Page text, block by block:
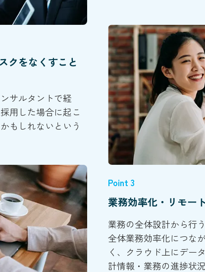
クをなくすこと
サルタントで経
用した場合に起こ
もしれないという
Point 3
業務効率化・リモー
業務の全体設計から行
全体業務効率化につな
く、クラウド上にデー
計情報・業務の進捗状